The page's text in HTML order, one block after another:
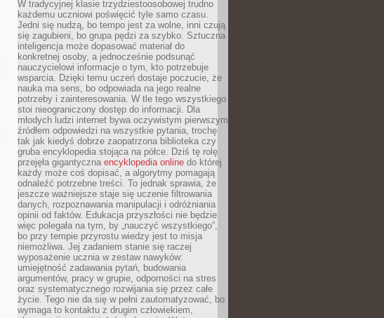
W tradycyjnej klasie trzydziestoosobowej trudno
każdemu uczniowi poświęcić tyle samo czasu.
Jedni się nudzą, bo tempo jest za wolne, inni czują
się zagubieni, bo grupa pędzi za szybko. Sztuczna
inteligencja może dopasować materiał do
konkretnej osoby, a jednocześnie podsunąć
nauczycielowi informacje o tym, kto potrzebuje
wsparcia. Dzięki temu uczeń dostaje poczucie, że
nauka ma sens, bo odpowiada na jego realne
potrzeby i zainteresowania. W tle tego wszystkiego
stoi nieograniczony dostęp do informacji. Dla
młodych ludzi internet bywa oczywistym pierwszym
źródłem odpowiedzi na wszystkie pytania, trochę
tak jak kiedyś dobrze zaopatrzona biblioteka czy
gruba encyklopedia stojąca na półce. Dziś tę rolę
przejęła gigantyczna encyklopedia online do której
każdy może coś dopisać, a algorytmy pomagają
odnaleźć potrzebne treści. To jednak sprawia, że
jeszcze ważniejsze staje się uczenie filtrowania
danych, rozpoznawania manipulacji i odróżniania
opinii od faktów. Edukacja przyszłości nie będzie
więc polegała na tym, by „nauczyć wszystkiego”,
bo przy tempie przyrostu wiedzy jest to misja
niemożliwa. Jej zadaniem stanie się raczej
wyposażenie ucznia w zestaw nawyków:
umiejętność zadawania pytań, budowania
argumentów, pracy w grupie, odporności na stres
oraz systematycznego rozwijania się przez całe
życie. Tego nie da się w pełni zautomatyzować, bo
wymaga to kontaktu z drugim człowiekiem,